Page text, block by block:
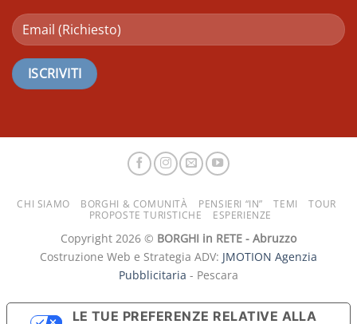
CHI SIAMO BORGHI & COMUNITÀ PENSIERI “IN” TEMI
TOUR
PROPOSTE TURISTICHE
ESPERIENZE
Copyright 2026 © BORGHI in RETE - Abruzzo
Costruzione Web e Strategia ADV: JMOTION Agenzia
Pubblicitaria - Pescara
LE TUE PREFERENZE RELATIVE ALLA